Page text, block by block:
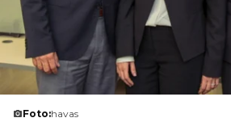
Foto:havas